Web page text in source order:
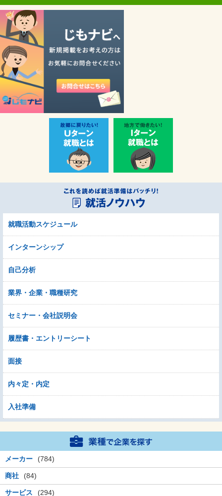
就職活動スケジュール
インターンシップ
自己分析
業界・企業・職種研究
セミナー・会社説明会
履歴書・エントリーシート
面接
内々定・内定
入社準備
メーカー (784)
商社 (84)
サービス (294)